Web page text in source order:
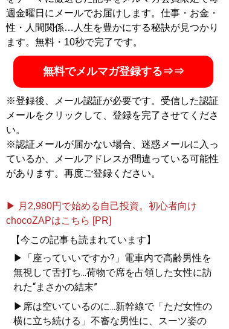
記事一覧へ
週金曜日にメールでお届けします。仕事・お金・
性・人間関係…人生を豊かにする秘訣が見つかり
ます。無料・10秒で完了です。
無料でメルマガ登録する⇒⇒
※登録後、メール認証が必要です。受信した認証
メールをクリックして、登録を完了させてくださ
い。
※認証メールが届かない場合、迷惑メールに入っ
ているか、メールアドレスが間違っている可能性
があります。再度ご登録ください。
▶ 月2,980円で始める自己投資。初心者向け
chocoZAPはこちら [PR]
【今この記事も読まれています】
▶「座っていいですか?」電車内で高齢男性を
無視して舌打ち...荷物で席を占領した女性に訪
れた“まさかの結末”
▶席は空いているのに...新幹線で「ただ女性の
横に立ち続ける」不審な男性に、スーツ姿の